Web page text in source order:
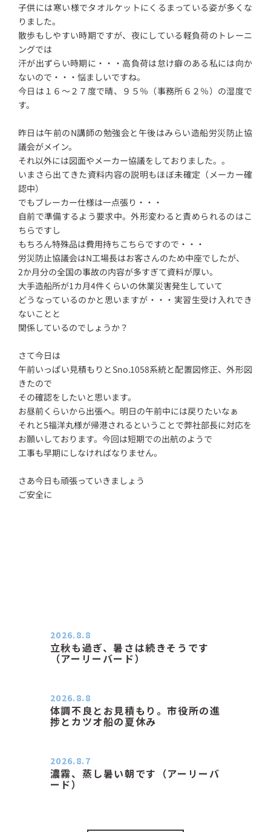
子供には寒い様でタオルケットにくるまっている姿が多くな
りました。
散歩もしやすい時期ですが、夜にしている軽負荷のトレーニ
ングでは
汗が出ずらい時期に・・・高負荷は怠け癖のある私には向か
ないので・・・悩ましいですね。
今日は１６～２７度で晴、９５％（事務所６２％）の湿度で
す。
昨日は午前のN講師の勉強会と午後はみらい造船労災防止協
議会がメイン。
それ以外には図面やメーカー協議をしておりました。。
いまさら出てきた資料内容の説明もほぼ未確定（メーカー確
認中）
でもブレーカー仕様は一点張り・・・
自前で準備するよう要求中。外形変わると責められるのはこ
ちらですし
もちろん特殊品は費用持ちこちらですので・・・
労災防止協議会はN工場長はお客さんのため中座でしたが、
2か月分の全国の事故の内容が多すぎて資料が厚い。
大手造船所が1カ月4件くらいの休業災害発生していて
どうなっているのかと思いますが・・・実習生受け入れでき
ないことと
関係しているのでしょうか？
さて今日は
午前いっぱい見積もりとSno.1058系統と配置図修正、外形図
きたので
その確認をしたいと思います。
お昼前くらいから出張へ。明日の午前中には戻りたいなぁ
それと5福洋丸様が帰港されるということで弊社部長に対応を
お願いしております。今回は短期での出航のようで
工事も早期にしなければなりません。
さあ今日も頑張っていきましょう
ご安全に
立秋も過ぎ、暑さは続きそうです
（アーリーバード）
2026.8.8
体調不良とお見積もり。市役所の進
捗とカツオ船の夏休み
2026.8.8
濃霧、蒸し暑い朝です（アーリーバ
ード）
2026.8.7